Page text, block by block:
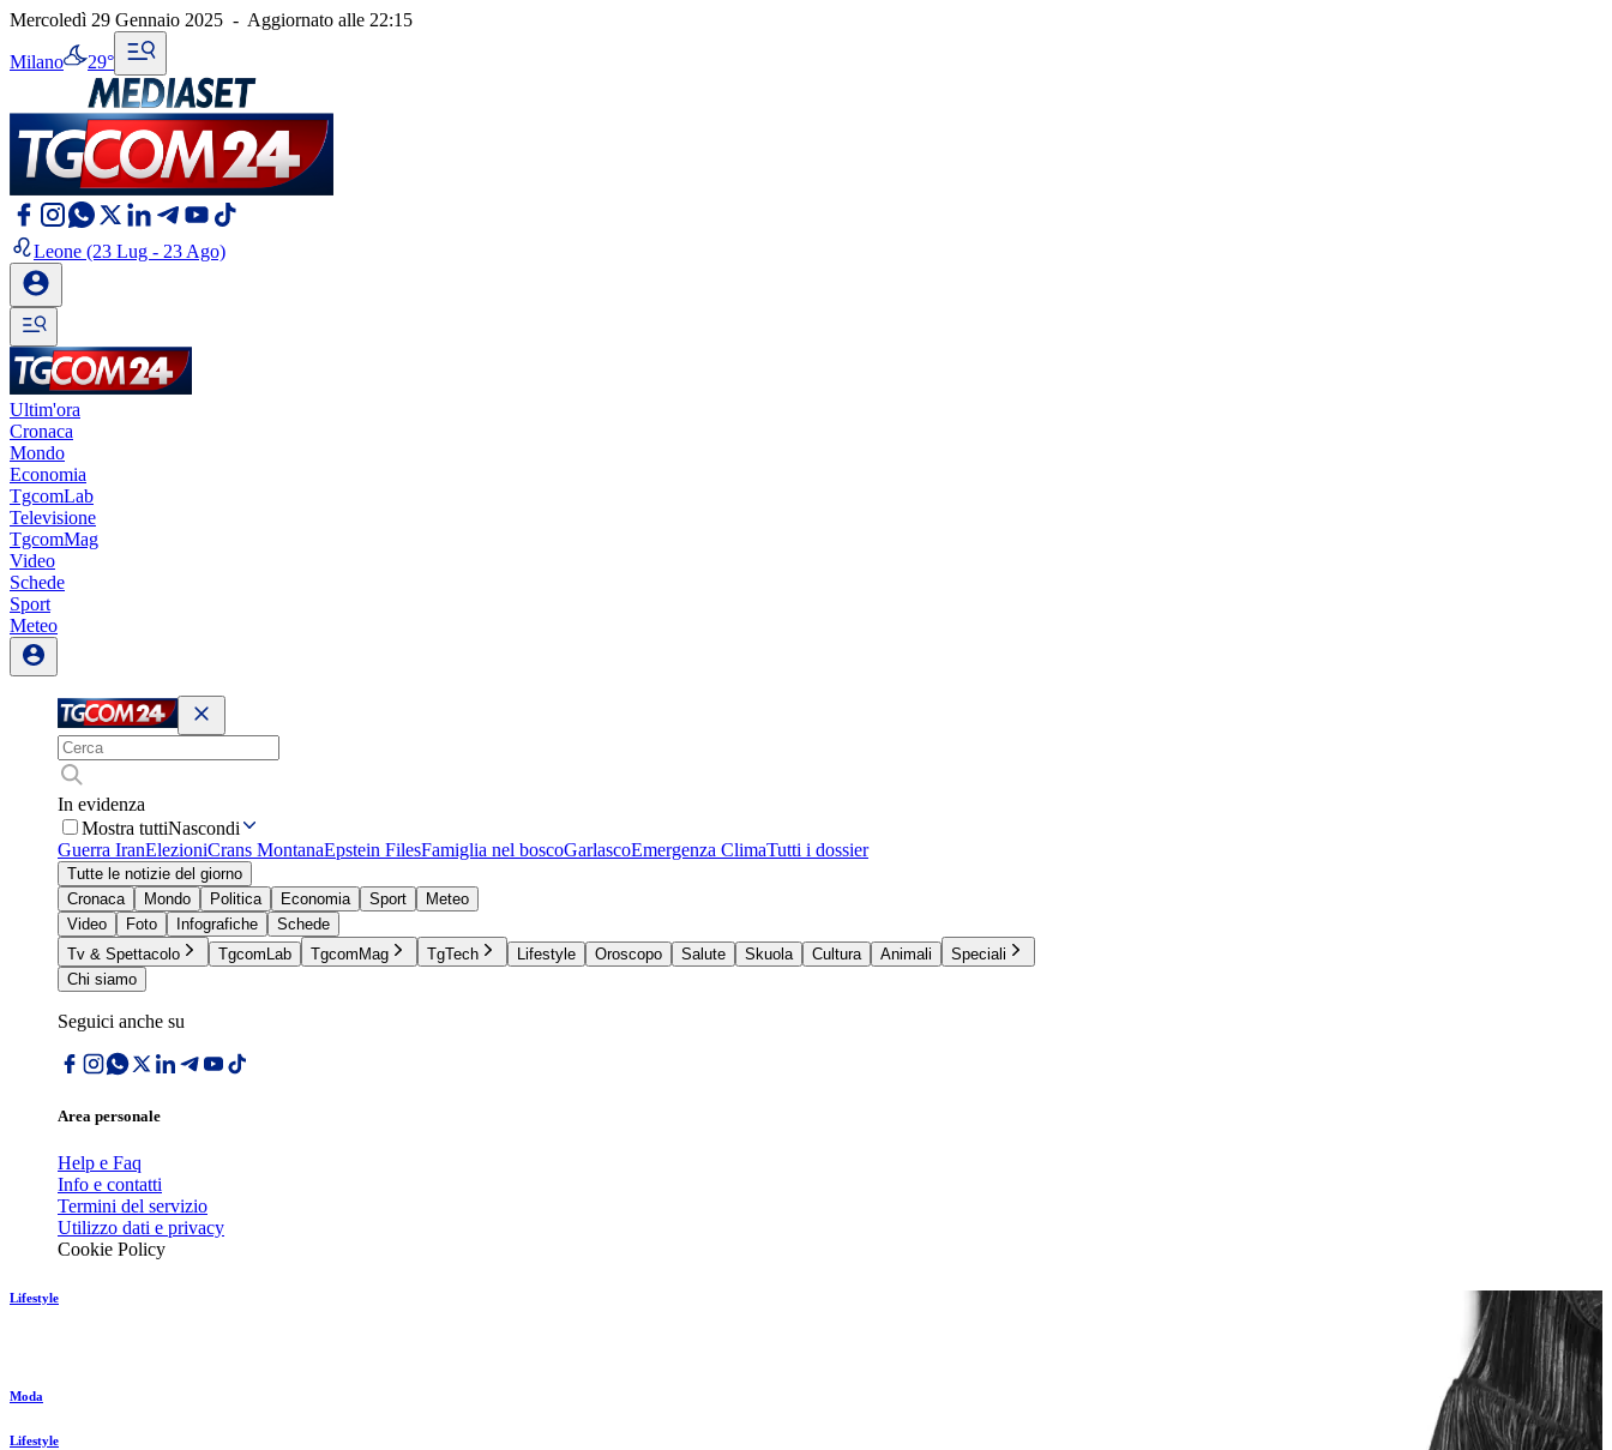
Mercoledì 29 Gennaio 2025 - Aggiornato alle 22:15
Milano 29°
Leone (23 Lug - 23 Ago)
Ultim'ora
Cronaca
Mondo
Economia
TgcomLab
Televisione
TgcomMag
Video
Schede
Sport
Meteo
In evidenza
Mostra tuttiNascondi
Guerra IranElezioniCrans MontanaEpstein FilesFamiglia nel boscoGarlascoEmergenza ClimaTutti i dossier
Tutte le notizie del giorno
Cronaca
Mondo Politica Economia Sport
Meteo
Video
Foto Infografiche
Schede
Tv & Spettacolo
TgcomLab TgcomMag TgTech Lifestyle Oroscopo Salute Skuola Cultura Animali
Speciali
Chi siamo
Seguici anche su
Area personale
Help e Faq
Info e contatti
Termini del servizio
Utilizzo dati e privacy
Cookie Policy
Lifestyle
Moda
Lifestyle